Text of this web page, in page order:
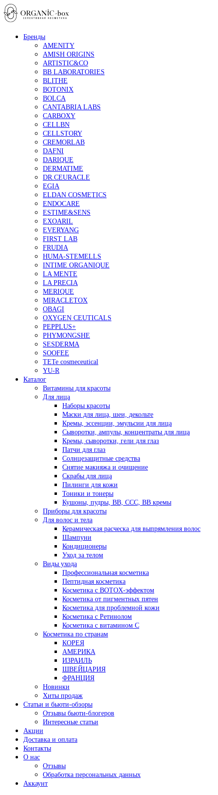
Бренды
AMENITY
AMISH ORIGINS
ARTISTIC&CO
BB LABORATORIES
BLITHE
BOTONIX
BOLCA
CANTABRIA LABS
CARBOXY
CELLBN
CELLSTORY
CREMORLAB
DAFNI
DARIQUE
DERMATIME
DR.CEURACLE
EGIA
ELDAN COSMETICS
ENDOCARE
ESTIME&SENS
EXOARIL
EVERYANG
FIRST LAB
FRUDIA
HUMA-STEMELLS
INTIME ORGANIQUE
LA MENTE
LA PRECIA
MERIQUE
MIRACLETOX
OBAGI
OXYGEN CEUTICALS
PEPPLUS+
PHYMONGSHE
SESDERMA
SOOFEE
TETe cosmeceutical
YU-R
Каталог
Витамины для красоты
Для лица
Наборы красоты
Маски для лица, шеи, декольте
Кремы, эссенции, эмульсии для лица
Сыворотки, ампулы, концентраты для лица
Кремы, сыворотки, гели для глаз
Патчи для глаз
Солнцезащитные средства
Снятие макияжа и очищение
Скрабы для лица
Пилинги для кожи
Тоники и тонеры
Кушоны, пудры, ВВ, ССС, ВВ кремы
Приборы для красоты
Для волос и тела
Керамическая расческа для выпрямления волос
Шампуни
Кондиционеры
Уход за телом
Виды ухода
Профессиональная косметика
Пептидная косметика
Косметика с BOTOX-эффектом
Косметика от пигментных пятен
Косметика для проблемной кожи
Косметика с Ретинолом
Косметика с витамином С
Косметика по странам
КОРЕЯ
АМЕРИКА
ИЗРАИЛЬ
ШВЕЙЦАРИЯ
ФРАНЦИЯ
Новинки
Хиты продаж
Статьи и бьюти-обзоры
Отзывы бьюти-блогеров
Интересные статьи
Акции
Доставка и оплата
Контакты
О нас
Отзывы
Обработка персональных данных
Аккаунт